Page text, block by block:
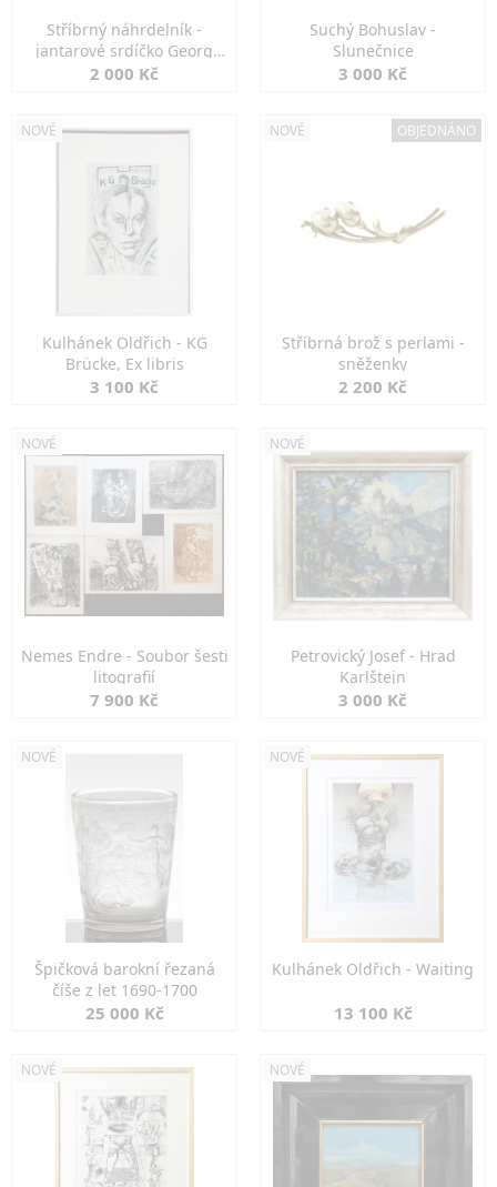
Stříbrný náhrdelník -
jantarové srdíčko Georg
Kramer
2 000 Kč
Suchý Bohuslav -
Slunečnice
3 000 Kč
NOVÉ
Kulhánek Oldřich - KG
Brücke, Ex libris
3 100 Kč
NOVÉ OBJEDNÁNO
Stříbrná brož s perlami -
sněženky
2 200 Kč
NOVÉ
Nemes Endre - Soubor šesti
litografií
7 900 Kč
NOVÉ
Petrovický Josef - Hrad
Karlštejn
3 000 Kč
NOVÉ
Špičková barokní řezaná
číše z let 1690-1700
25 000 Kč
NOVÉ
Kulhánek Oldřich - Waiting
13 100 Kč
NOVÉ NOVÉ